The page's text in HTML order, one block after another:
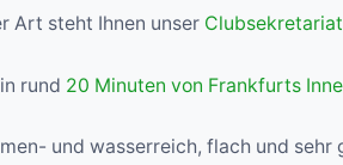
Art steht Ihnen unser Clubsekretariat
rund 20 Minuten von Frankfurts
und wasserreich, flach und